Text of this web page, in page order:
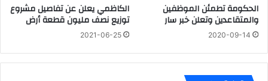
الحكومة تطمئن الموظفين
والمتقاعدين وتعلن خبر سار
2020-09-14
الكاظمي يعلن عن تفاصيل مشروع
توزيع نصف مليون قطعة أرض
2021-06-25